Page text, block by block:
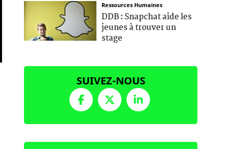
Ressources Humaines
DDB : Snapchat aide les
jeunes à trouver un
stage
SUIVEZ-NOUS